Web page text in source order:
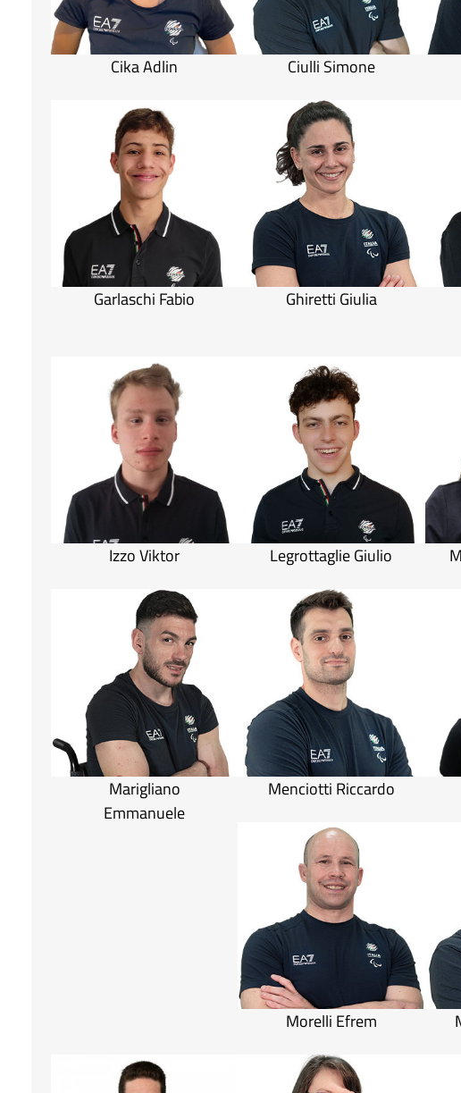
Cika Adlin Ciulli Simone
Garlaschi Fabio Ghiretti Giulia
Izzo Viktor Legrottaglie Giulio
Marigliano
Emmanuele
Menciotti Riccardo
Morelli Efrem